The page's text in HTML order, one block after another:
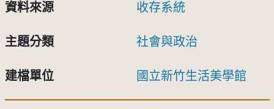
資料來源 收存系統
主題分類 社會與政治
建檔單位 國立新竹生活美學館